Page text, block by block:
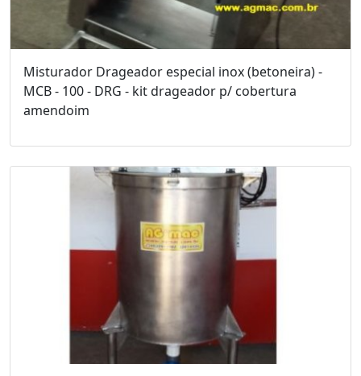
Misturador Drageador especial inox (betoneira) -
MCB - 100 - DRG - kit drageador p/ cobertura
amendoim